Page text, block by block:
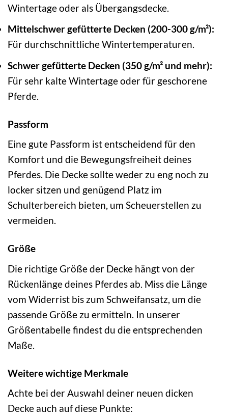
Wintertage oder als Übergangsdecke.
Mittelschwer gefütterte Decken (200-300 g/m²):
Für durchschnittliche Wintertemperaturen.
Schwer gefütterte Decken (350 g/m² und mehr):
Für sehr kalte Wintertage oder für geschorene
Pferde.
Passform
Eine gute Passform ist entscheidend für den
Komfort und die Bewegungsfreiheit deines
Pferdes. Die Decke sollte weder zu eng noch zu
locker sitzen und genügend Platz im
Schulterbereich bieten, um Scheuerstellen zu
vermeiden.
Größe
Die richtige Größe der Decke hängt von der
Rückenlänge deines Pferdes ab. Miss die Länge
vom Widerrist bis zum Schweifansatz, um die
passende Größe zu ermitteln. In unserer
Größentabelle findest du die entsprechenden
Maße.
Weitere wichtige Merkmale
Achte bei der Auswahl deiner neuen dicken
Decke auch auf diese Punkte: